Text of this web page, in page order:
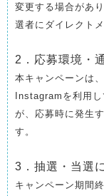
変更する場合があ
選者にダイレクト
2．応募環境・
本キャンペーンは
Instagramを利用
が、応募時に発生
す。
3．抽選・当選
キャンペーン期間